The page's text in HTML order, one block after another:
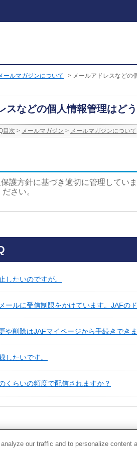
ールマガジンについて > メールアドレスなどの
スなどの個人情報管理はど
目次 > メールマガジン > メールマガジンについて
護方針に基づき適切に管理していま
さい。
したいのですが。
ールに受信制限をかけています。JAFのド
や削除はJAFマイページから手続きでき
したいです。
くらいの頻度で配信されますか？
our traffic and to personalize content